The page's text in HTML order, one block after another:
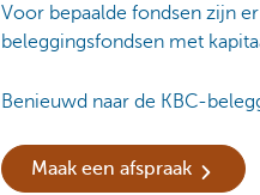
Voor bepaalde fondsen zijn
beleggingsfondsen met
Benieuwd naar de KBC-
Maak een afspraak